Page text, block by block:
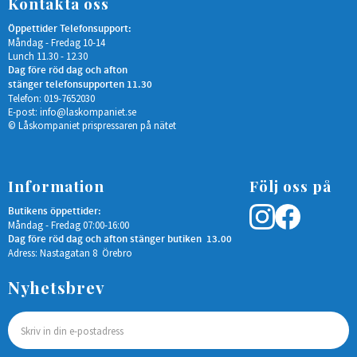
Öppettider Telefonsupport:
Måndag - Fredag 10-14
Lunch 11.30 - 12.30
Dag före röd dag och afton
stänger telefonsupporten 11.30
Telefon: 019-7652030
E-post: info@laskompaniet.se
© Låskompaniet prispressaren på nätet
Information
Butikens öppettider:
Måndag - Fredag 07:00-16:00
Dag före röd dag och afton stänger butiken 13.00
Adress: Nastagatan 8 Örebro
Följ oss på
Nyhetsbrev